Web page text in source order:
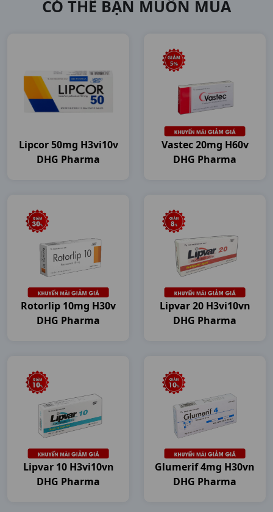
CÓ THỂ BẠN MUỐN MUA
Lipcor 50mg H3vi10v
DHG Pharma
Vastec 20mg H60v
DHG Pharma
Rotorlip 10mg H30v
DHG Pharma
Lipvar 20 H3vi10vn
DHG Pharma
Lipvar 10 H3vi10vn
DHG Pharma
Glumerif 4mg H30vn
DHG Pharma